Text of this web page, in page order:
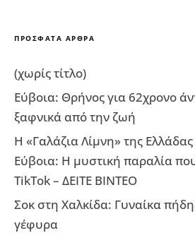
ΠΡΌΣΦΑΤΑ ΆΡΘΡΑ
(χωρίς τίτλο)
Εύβοια: Θρήνος για 62χρονο
ξαφνικά από την ζωή
Η «Γαλάζια Λίμνη» της
Εύβοια: Η μυστική παραλία που
TikTok – ΔΕΙΤΕ ΒΙΝΤΕΟ
Σοκ στη Χαλκίδα: Γυναίκα
γέφυρα